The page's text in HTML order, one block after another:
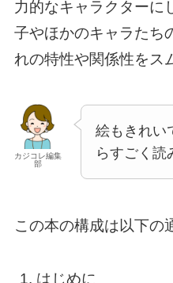
力的なキャラクターに
子やほかのキャラたち
れの特性や関係性をス
カジコレ編集
部
絵もきれい
らすごく読
この本の構成は以下の
はじめに